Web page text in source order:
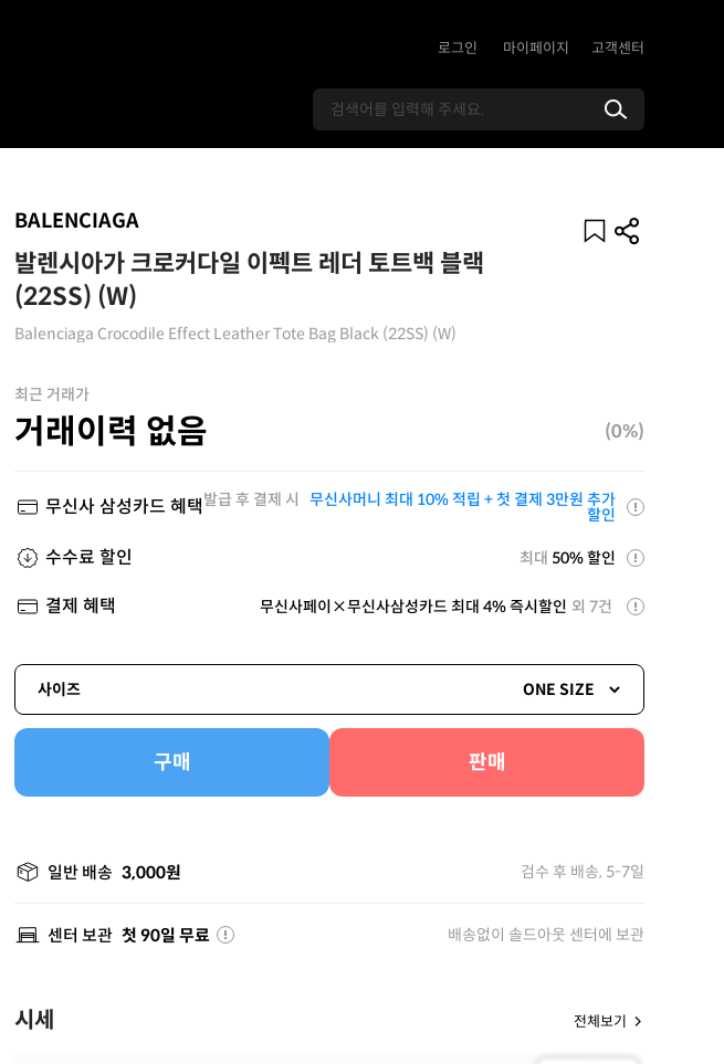
로그인 마이페이지 고객센터
BALENCIAGA
발렌시아가 크로커다일 이펙트 레더 토트백 블랙
(22SS) (W)
Balenciaga Crocodile Effect Leather Tote Bag Black (22SS) (W)
최근 거래가
거래이력 없음 (0%)
무신사 삼성카드 혜택발급 후 결제 시 무신사머니 최대 10% 적립 + 첫 결제 3만원 추가
할인
수수료 할인 최대 50% 할인
결제 혜택 무신사페이×무신사삼성카드 최대 4% 즉시할인 외 7건
사이즈 ONE SIZE
구매 판매
일반 배송 3,000원 검수 후 배송, 5-7일
센터 보관 첫 90일 무료 배송없이 솔드아웃 센터에 보관
시세 전체보기